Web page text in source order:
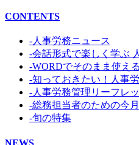
CONTENTS
-人事労務ニュース
-会話形式で楽しく学ぶ
-WORDでそのまま使え
-知っておきたい！人事
-人事労務管理リーフレ
-総務担当者のための今
-旬の特集
NEWS